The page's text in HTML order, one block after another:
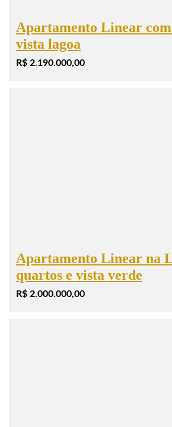
Apartamento Linear
vista lagoa
R$ 2.190.000,00
Apartamento Linear na
quartos e vista verde
R$ 2.000.000,00